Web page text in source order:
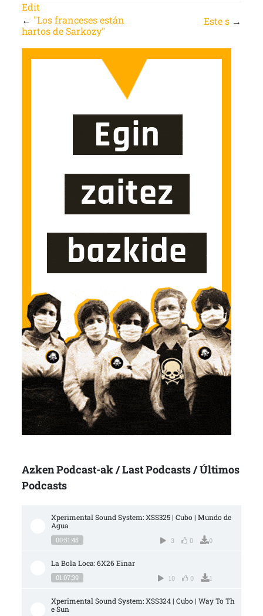
Edit
← "Los franceses están
hartos de Sarkozy"
Este s →
Azken Podcast-ak / Last Podcasts / Últimos
Podcasts
Xperimental Sound System: XSS325 | Cubo | Mundo de
Agua
00:51:45 3 0 0
La Bola Loca: 6X26 Einar
01:07:39 10 0 1
Xperimental Sound System: XSS324 | Cubo | Way To Th
e Sun